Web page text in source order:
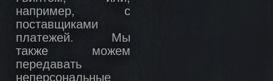
например, с
поставщиками
платежей. Мы
также можем
передавать